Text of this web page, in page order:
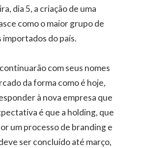
dia 5, a criação de uma
como o maior grupo de
do país.
com seus nomes
da forma como é hoje,
à nova empresa que
é que a holding, que
um processo de branding e
ser concluído até março,